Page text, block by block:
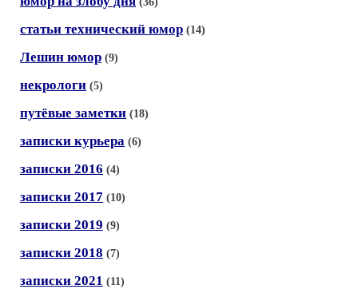
статьи технический юмор (14)
Лешин юмор (9)
некрологи (5)
путёвые заметки (18)
записки курьера (6)
записки 2016 (4)
записки 2017 (10)
записки 2019 (9)
записки 2018 (7)
записки 2021 (11)